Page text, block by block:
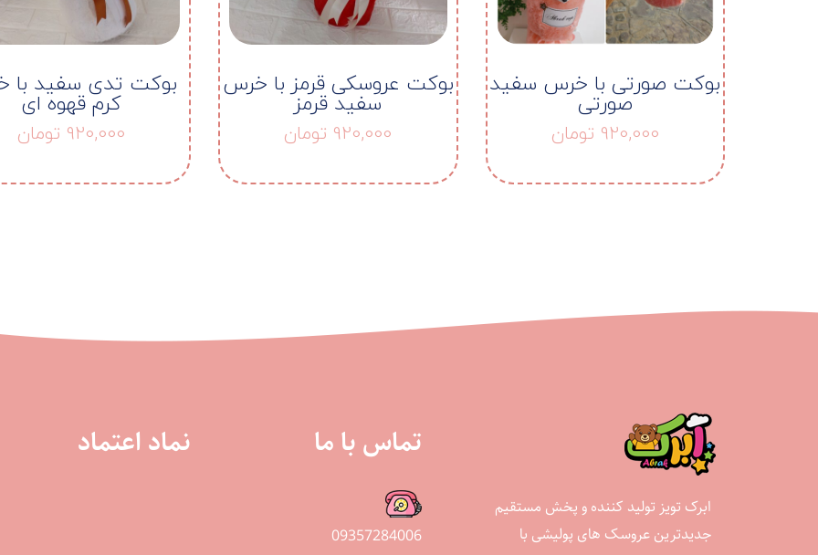
بوکت صورتی با خرس سفید
صورتی
920,000 تومان
بوکت عروسکی قرمز با خرس
سفید قرمز
920,000 تومان
بوکت تدی سفید با
کرم قهوه ای
920,000 تومان
ابرک تویز تولید کننده و پخش مستقیم
جدیدترین عروسک های پولیشی با
تماس با ما
09357284006
نماد اعتماد